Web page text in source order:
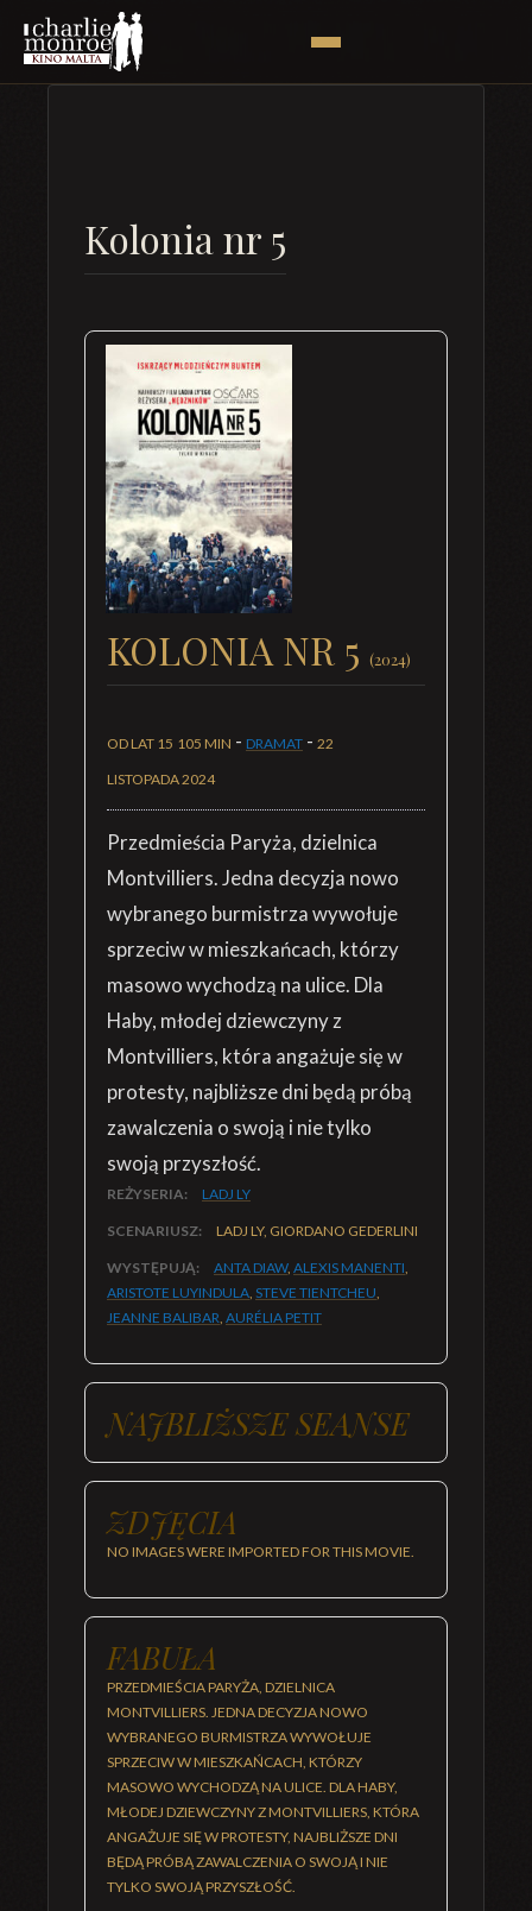
Kolonia nr 5
KOLONIA NR 5 (2024)
OD LAT 15 105 MIN - DRAMAT - 22
LISTOPADA 2024
Przedmieścia Paryża, dzielnica
Montvilliers. Jedna decyzja nowo
wybranego burmistrza wywołuje
sprzeciw w mieszkańcach, którzy
masowo wychodzą na ulice. Dla
Haby, młodej dziewczyny z
Montvilliers, która angażuje się w
protesty, najbliższe dni będą próbą
zawalczenia o swoją i nie tylko
swoją przyszłość.
REŻYSERIA: LADJ LY
SCENARIUSZ: LADJ LY, GIORDANO GEDERLINI
WYSTĘPUJĄ: ANTA DIAW, ALEXIS MANENTI,
ARISTOTE LUYINDULA, STEVE TIENTCHEU,
JEANNE BALIBAR, AURÉLIA PETIT
NAJBLIŻSZE SEANSE
ZDJĘCIA
NO IMAGES WERE IMPORTED FOR THIS MOVIE.
FABUŁA
PRZEDMIEŚCIA PARYŻA, DZIELNICA
MONTVILLIERS. JEDNA DECYZJA NOWO
WYBRANEGO BURMISTRZA WYWOŁUJE
SPRZECIW W MIESZKAŃCACH, KTÓRZY
MASOWO WYCHODZĄ NA ULICE. DLA HABY,
MŁODEJ DZIEWCZYNY Z MONTVILLIERS, KTÓRA
ANGAŻUJE SIĘ W PROTESTY, NAJBLIŻSZE DNI
BĘDĄ PRÓBĄ ZAWALCZENIA O SWOJĄ I NIE
TYLKO SWOJĄ PRZYSZŁOŚĆ.